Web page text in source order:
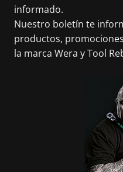
informado.
Nuestro boletín te
productos,
la marca Wera y Tool